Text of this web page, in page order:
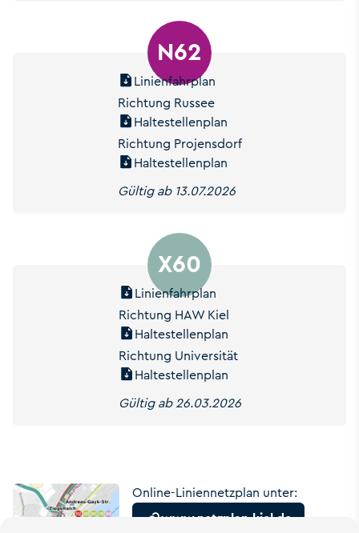
N62
Linienfahrplan
Richtung Russee
Haltestellenplan
Richtung Projensdorf
Haltestellenplan
Gültig ab 13.07.2026
X60
Linienfahrplan
Richtung HAW Kiel
Haltestellenplan
Richtung Universität
Haltestellenplan
Gültig ab 26.03.2026
Online-Liniennetzplan unter:
www.netzplan-kiel.de